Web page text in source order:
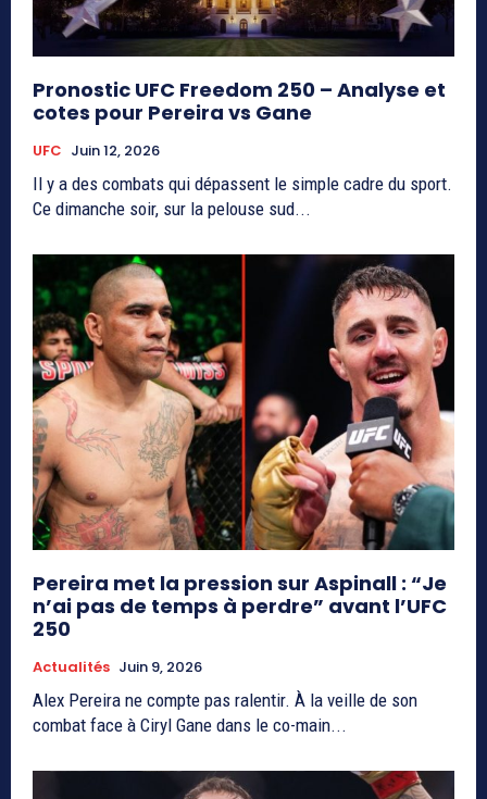
Pronostic UFC Freedom 250 – Analyse et
cotes pour Pereira vs Gane
UFC Juin 12, 2026
Il y a des combats qui dépassent le simple cadre du sport.
Ce dimanche soir, sur la pelouse sud...
Pereira met la pression sur Aspinall : “Je
n’ai pas de temps à perdre” avant l’UFC
250
Actualités Juin 9, 2026
Alex Pereira ne compte pas ralentir. À la veille de son
combat face à Ciryl Gane dans le co-main...